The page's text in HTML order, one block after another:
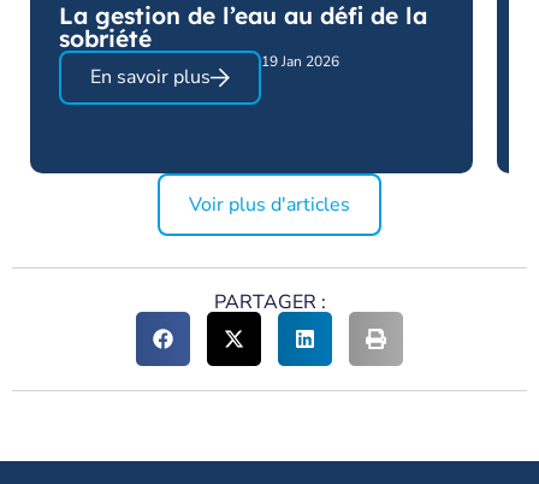
La gestion de l’eau au défi de la
sobriété
En savoir plus
19 Jan 2026
Voir plus d'articles
PARTAGER :